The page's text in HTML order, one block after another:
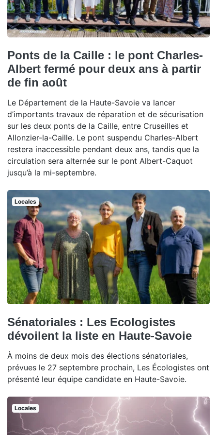
Ponts de la Caille : le pont Charles-
Albert fermé pour deux ans à partir
de fin août
Le Département de la Haute-Savoie va lancer
d’importants travaux de réparation et de sécurisation
sur les deux ponts de la Caille, entre Cruseilles et
Allonzier-la-Caille. Le pont suspendu Charles-Albert
restera inaccessible pendant deux ans, tandis que la
circulation sera alternée sur le pont Albert-Caquot
jusqu’à la mi-septembre.
Locales
Sénatoriales : Les Ecologistes
dévoilent la liste en Haute-Savoie
À moins de deux mois des élections sénatoriales,
prévues le 27 septembre prochain, Les Écologistes ont
présenté leur équipe candidate en Haute-Savoie.
Locales